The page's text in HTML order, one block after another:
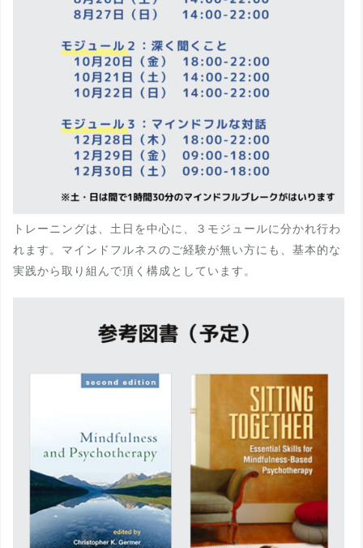
トレーニングは、土日を中心に、３モジュールに分かれ行わ
れます。マインドフルネスのご経験が無い方にも、基本的な
実践から取り組んで頂く構成としています。